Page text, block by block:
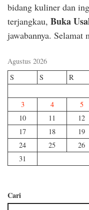
bidang kuliner dan
terjangkau, Buka
jawabannya. Selamat
Agustus 2026
S
S R
3
4 5
10
11 12
17
18 19
24
25 26
31
Cari